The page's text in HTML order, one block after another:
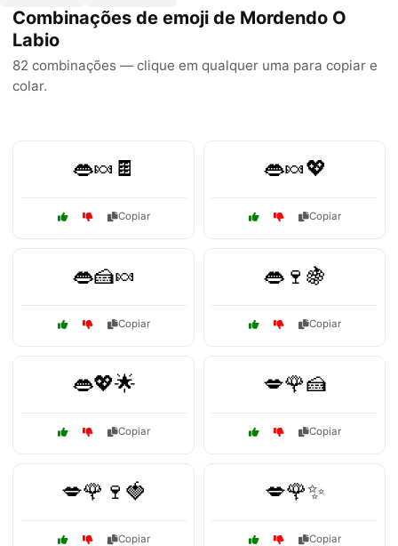
Combinações de emoji de Mordendo O
Labio
82 combinações — clique em qualquer uma para copiar e
colar.
👄🍬🍫
Copiar
👄🍬💖
Copiar
👄🍰🍬
Copiar
👄🍷🍇
Copiar
👄💖🌟
Copiar
💋🌹🍰
Copiar
💋🌹🍷🍓
Copiar
💋🌹✨
Copiar